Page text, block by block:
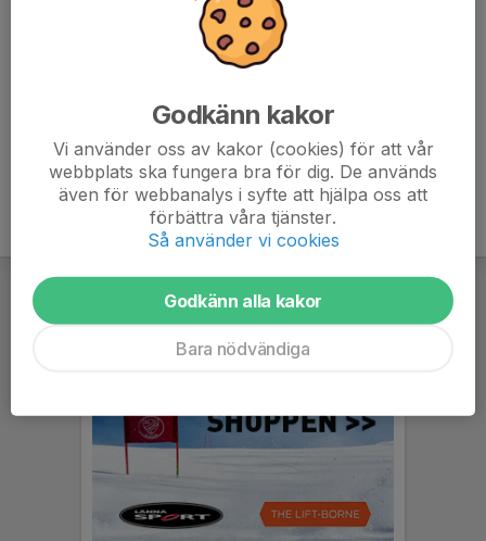
INNAN TRÄNINGSSTART, för att garanterar 90min
Stort tack. Gemensam för våra åkarens utveckling och
U14 hjälpande föräldrar 2025_updated.xlsx
Godkänn kakor
Vi använder oss av kakor (cookies) för att vår
webbplats ska fungera bra för dig. De används
även för webbanalys i syfte att hjälpa oss att
förbättra våra tjänster.
Så använder vi cookies
Godkänn alla kakor
Bara nödvändiga